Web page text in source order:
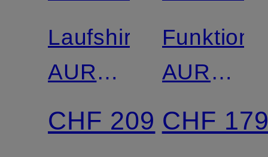
Laufshirt
AURALITE™
UV
CHF 209
UV
CHF